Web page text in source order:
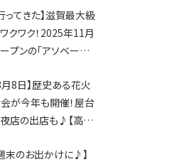
っこ縁日開催♪【モリ
】
ってきた】滋賀最大級
クワク！2025年11月
プンの「アソベース
ンゲームで青果や日
までゲットできる新
ット！
月8日】歴史ある花火
が今年も開催！屋台
店の出店も♪【高宮
末のお出かけに♪】